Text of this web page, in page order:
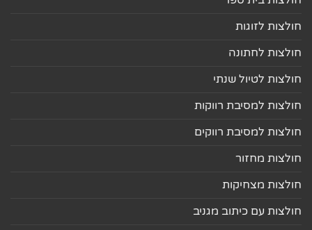
חולצות לזוגות
חולצות לחתונה
חולצות לטיול שנתי
חולצות למסיבת רווקות
חולצות למסיבת רווקים
חולצות מחזור
חולצות מצחיקות
חולצות עם כיתוב מגניב